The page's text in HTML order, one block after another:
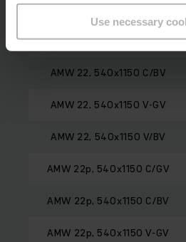
Use necessary
Model
AMW 22, 540x1150 C/GV
AMW 22, 540x1150 C/BV
AMW 22, 540x1150 V-GV
AMW 22, 540x1150 V/BV
AMW 22p, 540x1150 C/GV
AMW 22p, 540x1150 C/BV
AMW 22p, 540x1150 V-GV